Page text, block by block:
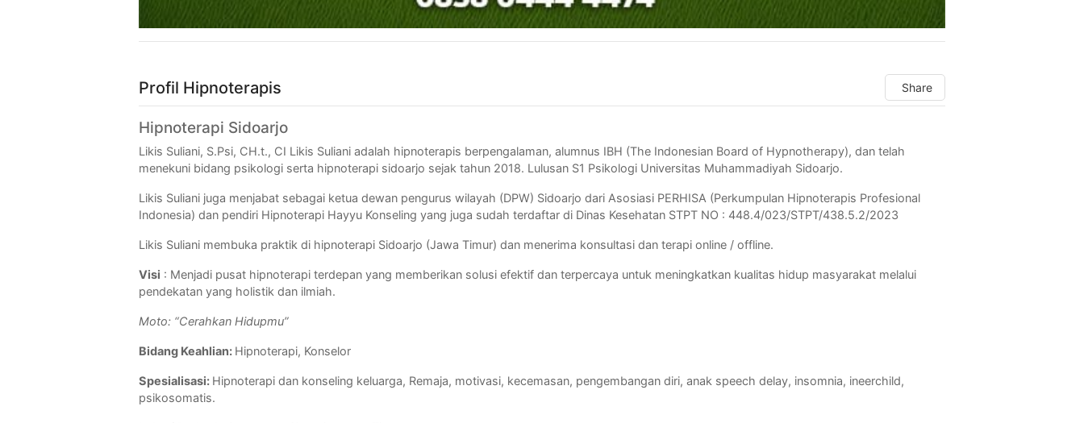
Profil Hipnoterapis Share
Hipnoterapi Sidoarjo
Likis Suliani, S.Psi, CH.t., CI Likis Suliani adalah hipnoterapis berpengalaman, alumnus IBH (The Indonesian Board of Hypnotherapy), dan telah
menekuni bidang psikologi serta hipnoterapi sidoarjo sejak tahun 2018. Lulusan S1 Psikologi Universitas Muhammadiyah Sidoarjo.
Likis Suliani juga menjabat sebagai ketua dewan pengurus wilayah (DPW) Sidoarjo dari Asosiasi PERHISA (Perkumpulan Hipnoterapis Profesional
Indonesia) dan pendiri Hipnoterapi Hayyu Konseling yang juga sudah terdaftar di Dinas Kesehatan STPT NO : 448.4/023/STPT/438.5.2/2023
Likis Suliani membuka praktik di hipnoterapi Sidoarjo (Jawa Timur) dan menerima konsultasi dan terapi online / offline.
Visi : Menjadi pusat hipnoterapi terdepan yang memberikan solusi efektif dan terpercaya untuk meningkatkan kualitas hidup masyarakat melalui
pendekatan yang holistik dan ilmiah.
Moto: “Cerahkan Hidupmu”
Bidang Keahlian: Hipnoterapi, Konselor
Spesialisasi: Hipnoterapi dan konseling keluarga, Remaja, motivasi, kecemasan, pengembangan diri, anak speech delay, insomnia, ineerchild,
psikosomatis.